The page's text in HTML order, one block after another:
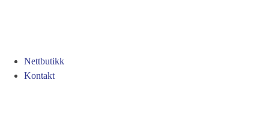
Nettbutikk
Kontakt